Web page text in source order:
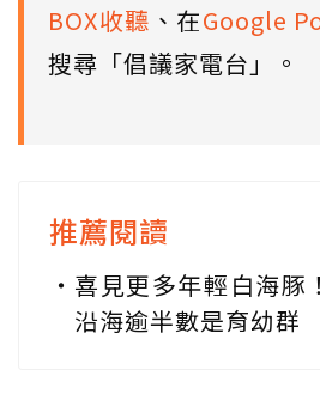
BOX收聽 、在Google
搜尋「倡議家電台」。
推薦閱讀
喜見更多年輕白海豚
沿海逾半數是育幼群